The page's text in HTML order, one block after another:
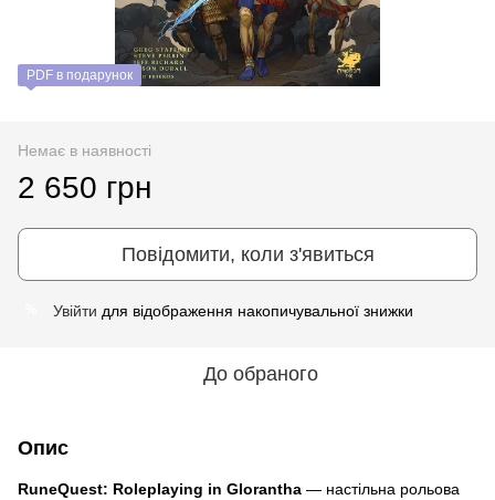
PDF в подарунок
Немає в наявності
2 650 грн
Повідомити, коли з'явиться
Увійти для відображення накопичувальної знижки
До обраного
Опис
RuneQuest: Roleplaying in Glorantha — настільна рольова